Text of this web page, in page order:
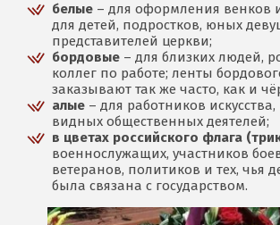
белые – для оформления венков
для детей, подростков, юных
представителей церкви;
бордовые – для близких людей,
коллег по работе; ленты
заказывают так же часто, как и
алые – для работников искусства,
видных общественных деятелей;
в цветах российского флага
военнослужащих, участников
ветеранов, политиков и тех, чья
была связана с государством.